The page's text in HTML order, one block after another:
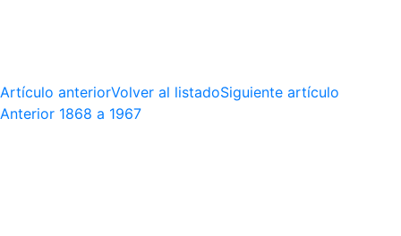
Artículo anteriorVolver al listadoSiguiente artículo
Anterior 1868 a 1967